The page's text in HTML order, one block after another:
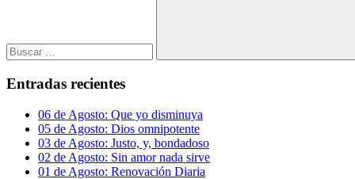
Buscar
Entradas recientes
06 de Agosto: Que yo disminuya
05 de Agosto: Dios omnipotente
03 de Agosto: Justo, y, bondadoso
02 de Agosto: Sin amor nada sirve
01 de Agosto: Renovación Diaria